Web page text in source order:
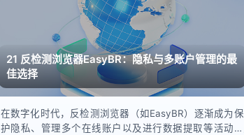
21 反检测浏览器EasyBR：隐私与多账户管理的最
佳选择
在数字化时代，反检测浏览器（如EasyBR）逐渐成为保
护隐私、管理多个在线账户以及进行数据提取等活动的